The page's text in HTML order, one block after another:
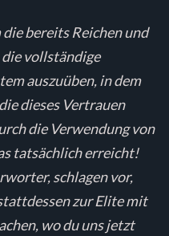
bereits Reichen und
vollständige
auszuüben, in dem
dieses Vertrauen
die Verwendung von
tatsächlich erreicht!
schlagen vor,
zur Elite mit
wo du uns jetzt